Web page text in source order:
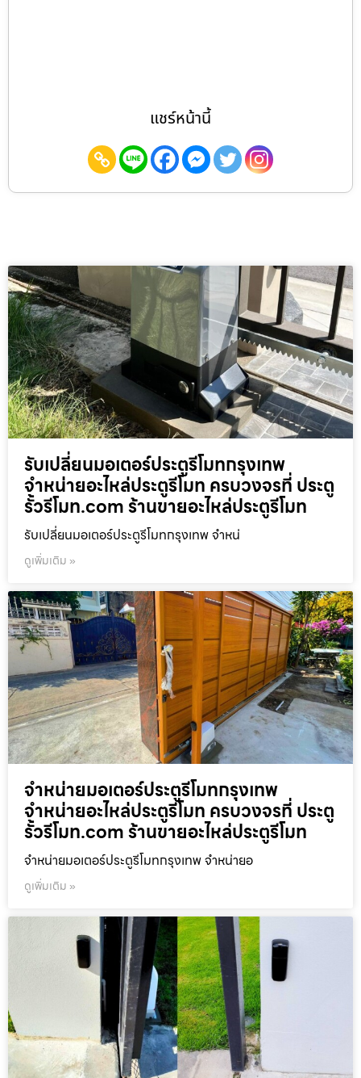
แชร์หน้านี้
รับเปลี่ยนมอเตอร์ประตูรีโมทกรุงเทพ
จำหน่ายอะไหล่ประตูรีโมท ครบวงจรที่ ประตู
รั้วรีโมท.com ร้านขายอะไหล่ประตูรีโมท
รับเปลี่ยนมอเตอร์ประตูรีโมทกรุงเทพ จำหน่
ดูเพิ่มเติม »
จำหน่ายมอเตอร์ประตูรีโมทกรุงเทพ
จำหน่ายอะไหล่ประตูรีโมท ครบวงจรที่ ประตู
รั้วรีโมท.com ร้านขายอะไหล่ประตูรีโมท
จำหน่ายมอเตอร์ประตูรีโมทกรุงเทพ จำหน่ายอ
ดูเพิ่มเติม »